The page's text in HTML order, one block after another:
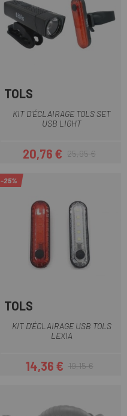
TOLS
KIT D'ÉCLAIRAGE TOLS SET
USB LIGHT
Prix
20,76 €Prix habituel
25,95 €
-25%
TOLS
KIT D'ÉCLAIRAGE USB TOLS
LEXIA
Prix
14,36 €Prix habituel
19,15 €